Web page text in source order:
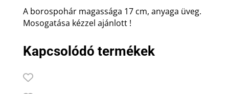
A borospohár magassága 17 cm, anyaga üveg.
Mosogatása kézzel ajánlott !
Kapcsolódó termékek